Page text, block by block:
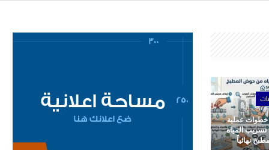
خطوات عملية
المياه
نهائياً